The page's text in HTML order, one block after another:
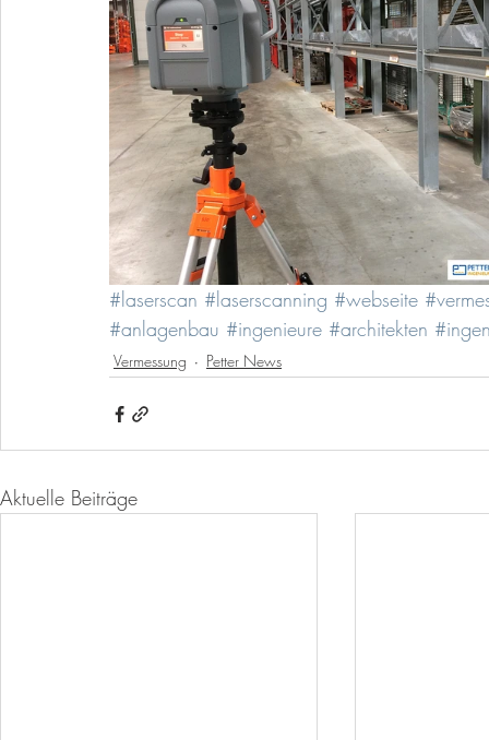
#laserscan #laserscanning #webseite
#anlagenbau #ingenieure #architekten
Vermessung Petter News
Aktuelle Beiträge